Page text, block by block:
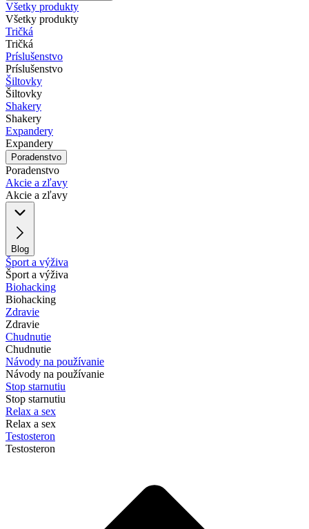
Všetky produkty
Všetky produkty
Tričká
Tričká
Príslušenstvo
Príslušenstvo
Šiltovky
Šiltovky
Shakery
Shakery
Expandery
Expandery
Poradenstvo
Poradenstvo
Akcie a zľavy
Akcie a zľavy
Blog
Šport a výživa
Šport a výživa
Biohacking
Biohacking
Zdravie
Zdravie
Chudnutie
Chudnutie
Návody na používanie
Návody na používanie
Stop starnutiu
Stop starnutiu
Relax a sex
Relax a sex
Testosteron
Testosteron